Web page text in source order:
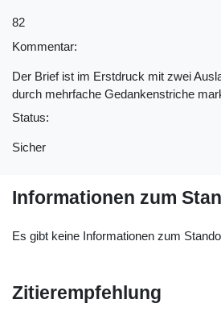
82
Kommentar:
Der Brief ist im Erstdruck mit zwei
durch mehrfache Gedankenstriche
Status:
Sicher
Informationen zum
Es gibt keine Informationen zum
Zitierempfehlung